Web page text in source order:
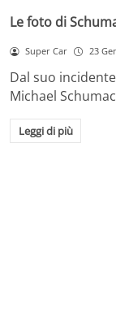
Le foto di
Super Car 23
Dal suo
Michael
Leggi di più